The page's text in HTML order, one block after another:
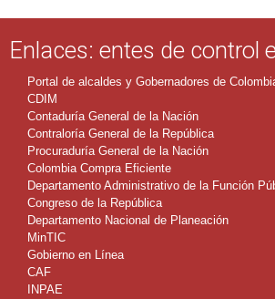
Enlaces: entes de control
Portal de alcaldes y Gobernadores de
CDIM
Contaduría General de la Nación
Contraloría General de la República
Procuraduría General de la Nación
Colombia Compra Eficiente
Departamento Administrativo de la Función
Congreso de la República
Departamento Nacional de Planeación
MinTIC
Gobierno en Línea
CAF
INPAE